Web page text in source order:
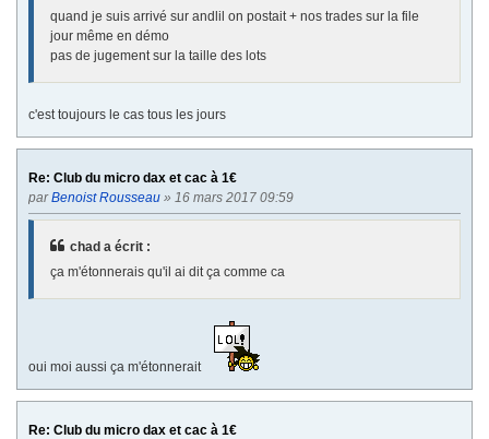
quand je suis arrivé sur andlil on postait + nos trades sur la file
jour même en démo
pas de jugement sur la taille des lots
c'est toujours le cas tous les jours
Re: Club du micro dax et cac à 1€
parBenoist Rousseau » 16 mars 2017 09:59
chad a écrit :
ça m'étonnerais qu'il ai dit ça comme ca
oui moi aussi ça m'étonnerait
Re: Club du micro dax et cac à 1€